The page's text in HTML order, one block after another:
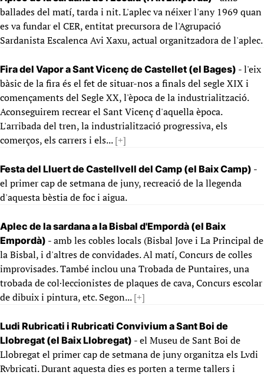
ballades del matí, tarda i nit. L'aplec va néixer l'any 1969 quan
es va fundar el CER, entitat precursora de l'Agrupació
Sardanista Escalenca Avi Xaxu, actual organitzadora de l'aplec.
Fira del Vapor a Sant Vicenç de Castellet (el Bages) - l'eix
bàsic de la fira és el fet de situar-nos a finals del segle XIX i
començaments del Segle XX, l'època de la industrialització.
Aconseguirem recrear el Sant Vicenç d'aquella època.
L'arribada del tren, la industrialització progressiva, els
comerços, els carrers i els...[+]
Festa del Lluert de Castellvell del Camp (el Baix Camp) -
el primer cap de setmana de juny, recreació de la llegenda
d'aquesta bèstia de foc i aigua.
Aplec de la sardana a la Bisbal d'Empordà (el Baix
Empordà) - amb les cobles locals (Bisbal Jove i La Principal de
la Bisbal, i d'altres de convidades. Al matí, Concurs de colles
improvisades. També inclou una Trobada de Puntaires, una
trobada de col·leccionistes de plaques de cava, Concurs escolar
de dibuix i pintura, etc. Segon...[+]
Ludi Rubricati i Rubricati Convivium a Sant Boi de
Llobregat (el Baix Llobregat) - el Museu de Sant Boi de
Llobregat el primer cap de setmana de juny organitza els Lvdi
Rvbricati. Durant aquesta dies es porten a terme tallers i